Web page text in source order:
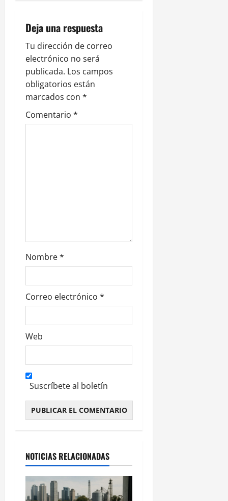
i
ó
n
d
e
d
a
s
Deja una respuesta
Tu dirección de correo
electrónico no será
publicada. Los campos
obligatorios están
marcados con *
Comentario *
Nombre*
Correo electrónico *
Web
Suscríbete al boletín
NOTICIAS RELACIONADAS